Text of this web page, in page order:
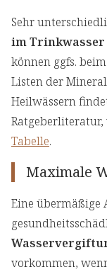
Sehr
im Trinkwasser
können ggfs.
Listen der
Heilwässern
Ratgeberliteratur,
Tabelle.
Maximale
Eine übermäßige
vorkommen,